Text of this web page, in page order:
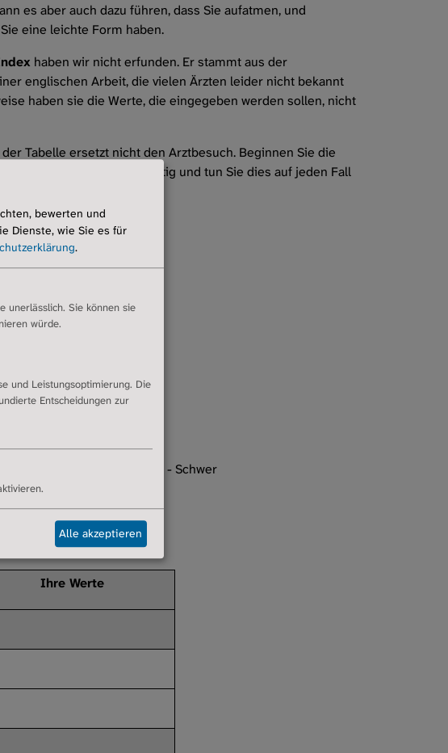
es aber auch dazu führen, dass Sie aufatmen, und
eine leichte Form haben.
haben wir nicht erfunden. Er stammt aus der
englischen Arbeit, die vielen Ärzten leider nicht bekannt
haben sie die Werte, die eingegeben werden sollen, nicht
Tabelle ersetzt nicht den Arztbesuch. Beginnen Sie die
der Tabelle nicht leichtfertig und tun Sie dies auf jeden Fall
Arzt.
| Punkte: Stadium III - Schwer
Ihre Werte
bewerten und
Dienste, wie Sie es für
.
unerlässlich. Sie können sie
würde.
und Leistungsoptimierung. Die
Entscheidungen zur
Alle akzeptieren